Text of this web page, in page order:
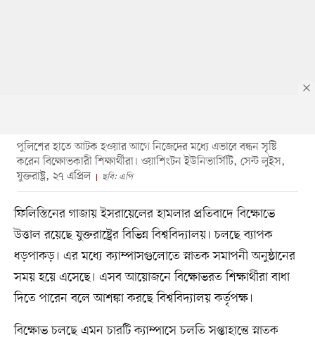
পুলিশের হাতে আটক হওয়ার আগে নিজেদের মধ্যে এভাবে বন্ধন সৃষ্টি
করেন বিক্ষোভকারী শিক্ষার্থীরা। ওয়াশিংটন ইউনিভার্সিটি, সেন্ট লুইস,
যুক্তরাষ্ট্র, ২৭ এপ্রিল
ছবি: এপি
ফিলিস্তিনের গাজায় ইসরায়েলের হামলার প্রতিবাদে বিক্ষোভে
উত্তাল রয়েছে যুক্তরাষ্ট্রের বিভিন্ন বিশ্ববিদ্যালয়। চলছে ব্যাপক
ধড়পাকড়। এর মধ্যে ক্যাম্পাসগুলোতে স্নাতক সমাপনী অনুষ্ঠানের
সময় হয়ে এসেছে। এসব আয়োজনে বিক্ষোভরত শিক্ষার্থীরা বাধা
দিতে পারেন বলে আশঙ্কা করছে বিশ্ববিদ্যালয় কর্তৃপক্ষ।
বিক্ষোভ চলছে এমন চারটি ক্যাম্পাসে চলতি সপ্তাহান্তে স্নাতক